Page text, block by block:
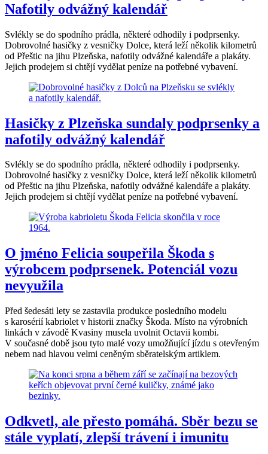
Nafotily odvážný kalendář
Svlékly se do spodního prádla, některé odhodily i podprsenky.
Dobrovolné hasičky z vesničky Dolce, která leží několik kilometrů
od Přeštic na jihu Plzeňska, nafotily odvážné kalendáře a plakáty.
Jejich prodejem si chtějí vydělat peníze na potřebné vybavení.
Hasičky z Plzeňska sundaly podprsenky a
nafotily odvážný kalendář
Svlékly se do spodního prádla, některé odhodily i podprsenky.
Dobrovolné hasičky z vesničky Dolce, která leží několik kilometrů
od Přeštic na jihu Plzeňska, nafotily odvážné kalendáře a plakáty.
Jejich prodejem si chtějí vydělat peníze na potřebné vybavení.
O jméno Felicia soupeřila Škoda s
výrobcem podprsenek. Potenciál vozu
nevyužila
Před šedesáti lety se zastavila produkce posledního modelu
s karosérií kabriolet v historii značky Škoda. Místo na výrobních
linkách v závodě Kvasiny musela uvolnit Octavii kombi.
V současné době jsou tyto malé vozy umožňující jízdu s otevřeným
nebem nad hlavou velmi ceněným sběratelským artiklem.
Odkvetl, ale přesto pomáhá. Sběr bezu se
stále vyplatí, zlepší trávení i imunitu